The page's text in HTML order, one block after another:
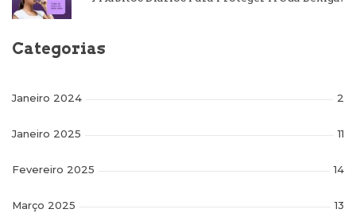
Categorias
Janeiro 2024 2
Janeiro 2025 11
Fevereiro 2025 14
Março 2025 13